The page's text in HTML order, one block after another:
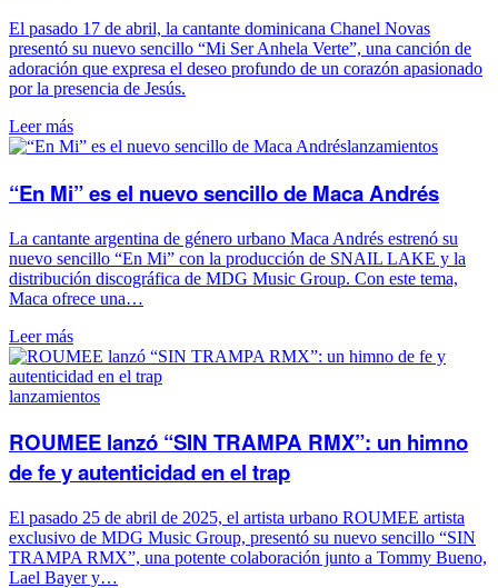
El pasado 17 de abril, la cantante dominicana Chanel Novas
presentó su nuevo sencillo “Mi Ser Anhela Verte”, una canción de
adoración que expresa el deseo profundo de un corazón apasionado
por la presencia de Jesús.
Leer más
lanzamientos
“En Mi” es el nuevo sencillo de Maca Andrés
La cantante argentina de género urbano Maca Andrés estrenó su
nuevo sencillo “En Mi” con la producción de SNAIL LAKE y la
distribución discográfica de MDG Music Group. Con este tema,
Maca ofrece una…
Leer más
lanzamientos
ROUMEE lanzó “SIN TRAMPA RMX”: un himno
de fe y autenticidad en el trap
El pasado 25 de abril de 2025, el artista urbano ROUMEE artista
exclusivo de MDG Music Group, presentó su nuevo sencillo “SIN
TRAMPA RMX”, una potente colaboración junto a Tommy Bueno,
Lael Bayer y…